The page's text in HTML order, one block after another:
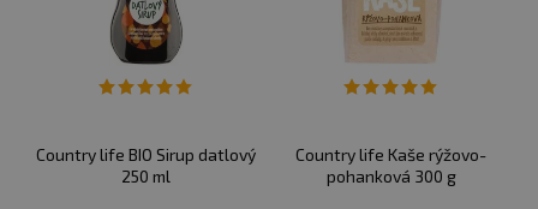
Country life BIO Sirup datlový
250 ml
Country life Kaše rýžovo-
pohanková 300 g